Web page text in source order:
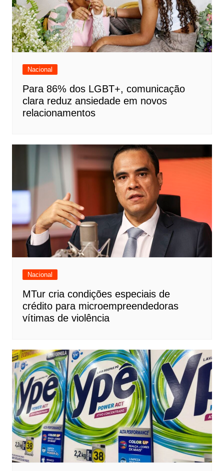
Nacional
Para 86% dos LGBT+, comunicação
clara reduz ansiedade em novos
relacionamentos
Nacional
MTur cria condições especiais de
crédito para microempreendedoras
vítimas de violência